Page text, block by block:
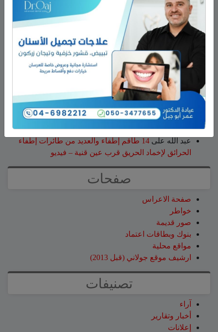
نبيه عويدات
تخريج 14 نحالاً جديداً في الجولان بإشراف
جمعية نحالي الحرمون
عزاتعلى
تخريج 14 نحالاً جديداً في الجولان بإشراف
جمعية نحالي الحرمون
عقاب ابو شاهين
الجولاني هادي أبو رافع ينجح في
تسلق قمة مون بلان ويقود فريقاً إلى أعلى نقطة في أوروبا
الغربية
سلمان أبو عوادعلى
هل أصبح الزوج أو الزوجة مجرد سلعة
نتخلص منها بعد استعمالها؟
طليع محمودعلىهل أصبح الزوج أو الزوجة مجرد سلعة
نتخلص منها بعد استعمالها؟
عبد الله على
14 طاقم إطفاء والعديد من طائرات إطفاء
الحرائق لإخماد الحريق قرب عين قنية – فيديو
صفحات
صفحة الاعراس
خواطر
صور قديمة
بنوك وبطاقات اعتماد
مواقع محلية
ارشيف موقع جولاني (قبل 2013)
تصنيفات
آراء
أخبار وتقارير
إعلانات